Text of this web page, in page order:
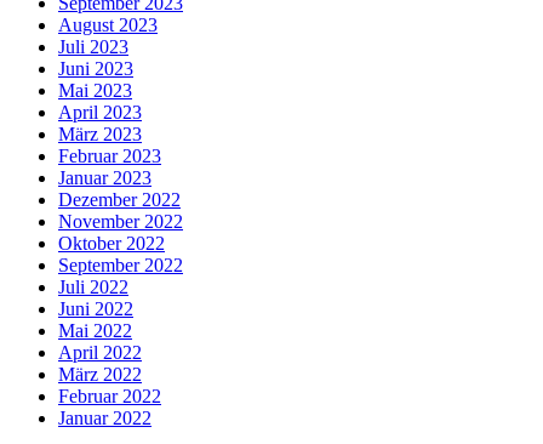
August 2023
Juli 2023
Juni 2023
Mai 2023
April 2023
März 2023
Februar 2023
Januar 2023
Dezember 2022
November 2022
Oktober 2022
September 2022
Juli 2022
Juni 2022
Mai 2022
April 2022
März 2022
Februar 2022
Januar 2022